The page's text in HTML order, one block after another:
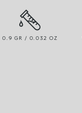
0.9 GR / 0.032 OZ